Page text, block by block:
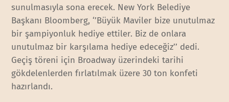
sunulmasıyla sona erecek. New York Belediye
Başkanı Bloomberg, ‘’Büyük Maviler bize unutulmaz
bir şampiyonluk hediye ettiler. Biz de onlara
unutulmaz bir karşılama hediye edeceğiz’’ dedi.
Geçiş töreni için Broadway üzerindeki tarihi
gökdelenlerden fırlatılmak üzere 30 ton konfeti
hazırlandı.